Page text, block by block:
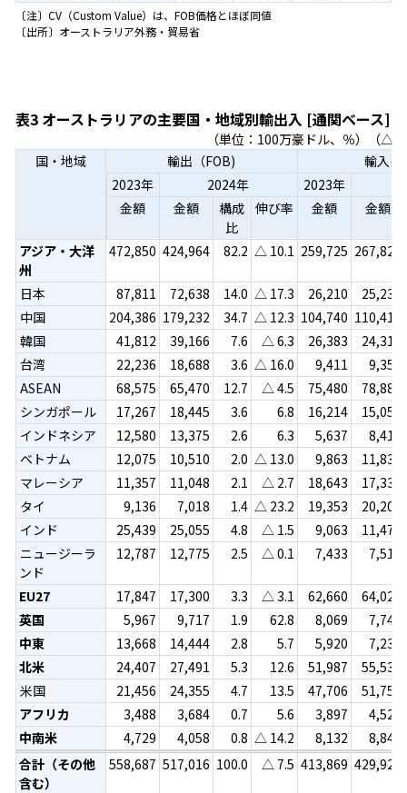
〔注〕CV（Custom Value）は、FOB価格とほぼ同値
〔出所〕オーストラリア外務・貿易省
表3 オーストラリアの主要国・地域別輸出入 [通関ベース]
（単位：100万豪ドル、％）（△
国・地域
輸出（FOB)
輸入
2023年
2024年 2023年
金額
金額
構成
比
伸び率 金額 金額
アジア・大洋
州
472,850 424,964 82.2 △ 10.1 259,725 267,829
日本 87,811 72,638 14.0 △ 17.3 26,210
25,236
中国
204,386 179,232 34.7 △ 12.3 104,740 110,419
韓国
41,812 39,166 7.6 △ 6.3 26,383
24,316
台湾
22,236 18,688 3.6 △ 16.0 9,411
9,351
ASEAN
68,575 65,470 12.7 △ 4.5 75,480
78,887
シンガポール
17,267 18,445 3.6 6.8 16,214
15,051
インドネシア
12,580 13,375 2.6 6.3 5,637
8,416
ベトナム
12,075 10,510 2.0 △ 13.0 9,863
11,831
マレーシア
11,357 11,048 2.1 △ 2.7 18,643
17,333
タイ
9,136 7,018 1.4 △ 23.2 19,353
20,207
インド
25,439 25,055 4.8 △ 1.5 9,063
11,474
ニュージーラ
ンド
12,787 12,775 2.5 △ 0.1 7,433 7,513
EU27 17,847 17,300 3.3 △ 3.1 62,660
64,022
英国
5,967 9,717 1.9 62.8 8,069
7,746
中東
13,668 14,444 2.8 5.7 5,920
7,230
北米
24,407 27,491 5.3 12.6 51,987
55,530
米国
21,456 24,355 4.7 13.5 47,706
51,752
アフリカ
3,488 3,684 0.7 5.6 3,897
4,524
中南米
4,729 4,058 0.8 △ 14.2 8,132
8,848
合計（その他
含む）
558,687 517,016 100.0 △ 7.5 413,869 429,923